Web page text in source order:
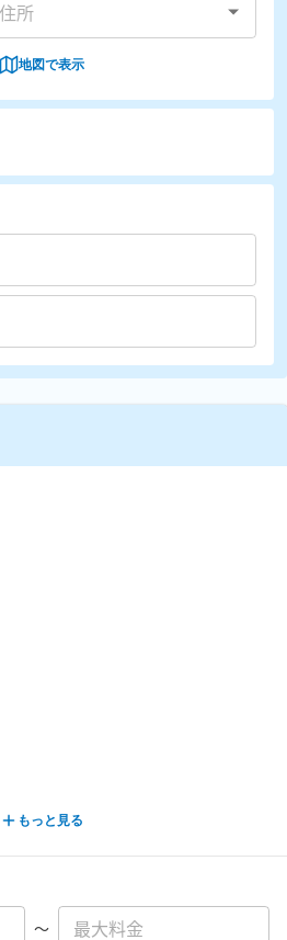
地図で表示
もっと見る
〜